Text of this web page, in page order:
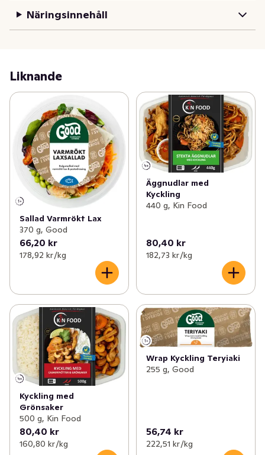
Näringsinnehåll
Liknande
Sallad Varmrökt Lax
370 g, Good
66,20 kr
178,92 kr /kg
Äggnudlar med
Kyckling
440 g, Kin Food
80,40 kr
182,73 kr /kg
Kyckling med
Grönsaker
500 g, Kin Food
80,40 kr
160,80 kr /kg
Wrap Kyckling Teryiaki
255 g, Good
56,74 kr
222,51 kr /kg